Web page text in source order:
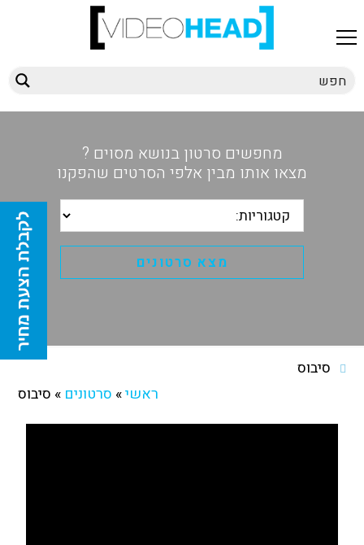
מחפשים סרטון בנושא מסוים ?
מצאו אותו מבין אלפי הסרטים שהפקנו
סיבוס
ראשי» סרטונים » סיבוס